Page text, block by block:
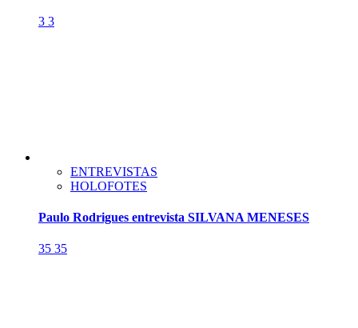
3 3
ENTREVISTAS
HOLOFOTES
Paulo Rodrigues entrevista SILVANA MENESES
35 35